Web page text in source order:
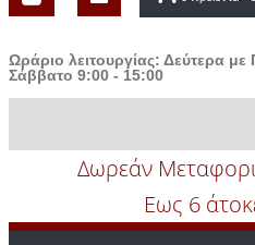
Ωράριο λειτουργίας: Δεύτερα
Σάββατο 9:00 - 15:00
Δωρεάν
Εως 6